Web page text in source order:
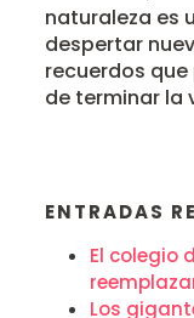
naturaleza es
despertar
recuerdos
de terminar la
ENTRADAS
El colegio
Los